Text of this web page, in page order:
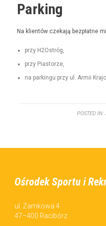
Parking
Na klien­tów czeka­ją bezpłatne
przy H2Ostróg,
przy Pias­torze,
na parkingu przy ul. Armii
POSTED IN:
Ośrodek Sportu i
ul. Zamkowa 4
47–400 Racibórz